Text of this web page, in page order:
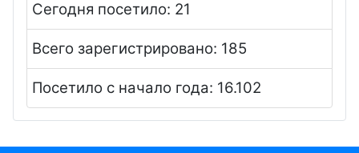
Сегодня посетило: 21
Всего зарегистрировано: 185
Посетило с начало года: 16.102